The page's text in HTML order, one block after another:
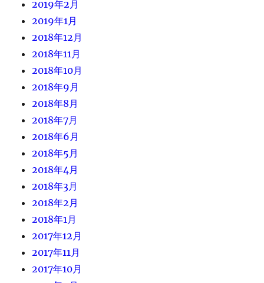
2019年2月
2019年1月
2018年12月
2018年11月
2018年10月
2018年9月
2018年8月
2018年7月
2018年6月
2018年5月
2018年4月
2018年3月
2018年2月
2018年1月
2017年12月
2017年11月
2017年10月